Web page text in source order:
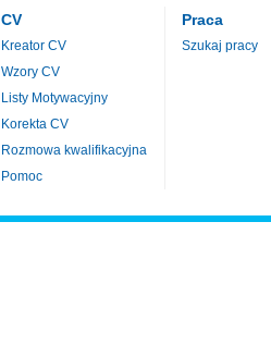
CV
Kreator CV
Wzory CV
Listy Motywacyjny
Korekta CV
Rozmowa kwalifikacyjna
Pomoc
Praca
Szukaj pracy